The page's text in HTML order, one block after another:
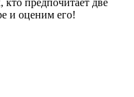
предпочитает две
и оценим его!